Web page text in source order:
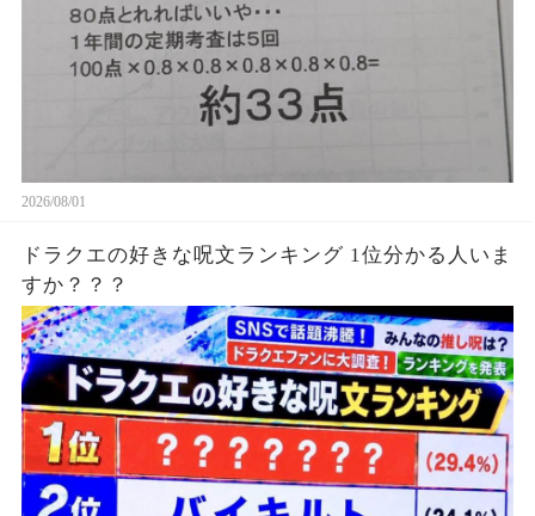
2026/08/01
ドラクエの好きな呪文ランキング 1位分かる人いま
すか？？？